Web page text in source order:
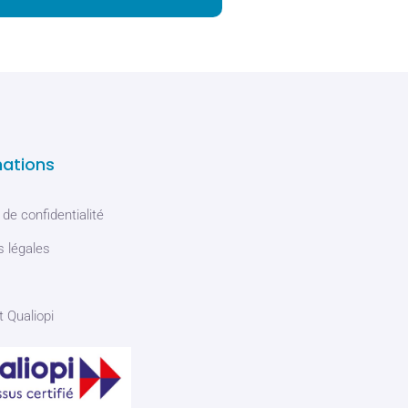
de confidentialité
légales
Qualiopi